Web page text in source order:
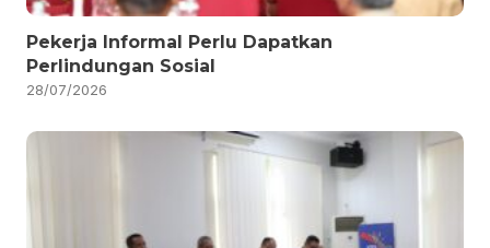
Pekerja Informal Perlu Dapatkan
Perlindungan Sosial
28/07/2026